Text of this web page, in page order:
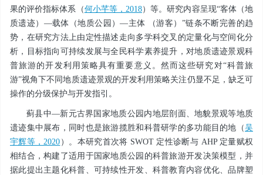
果的评价指标体系（何小芊等，2018）等。研究内容呈现“客体（地
质遗迹）—载体（地质公园）—主体 （游客）”链条不断完善的趋
势，在研究方法上由定性描述走向多学科交叉的定量化与空间化分
析，目标指向可持续发展与全民科学素养提升，对地质遗迹景观科
普旅游的开发利用策略具有重要意义。然而这些研究对“科普旅
游”视角下不同地质遗迹景观的开发利用策略关注仍显不足，缺乏可
操作的分级保护与开发指引。
蓟县中—新元古界国家地质公园内地层剖面、地貌景观等地质
遗迹集中展布，同时也是旅游揽胜和科普研学的多功能目的地（吴
宇辉等，2020 ）。本研究首次将 SWOT 定性诊断与 AHP 定量赋权
相结合，构建了适用于国家地质公园的科普旅游开发决策模型，并
据此提出主题化科普、可持续性开发、科普教育内容优化、品牌塑